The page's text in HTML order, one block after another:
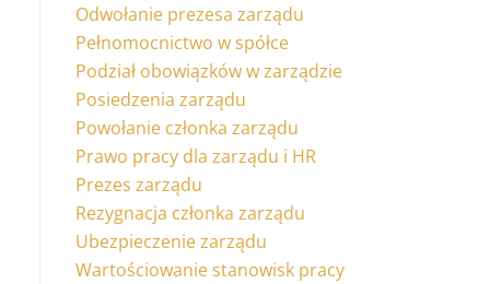
Odwołanie prezesa zarządu
Pełnomocnictwo w spółce
Podział obowiązków w zarządzie
Posiedzenia zarządu
Powołanie członka zarządu
Prawo pracy dla zarządu i HR
Prezes zarządu
Rezygnacja członka zarządu
Ubezpieczenie zarządu
Wartościowanie stanowisk pracy